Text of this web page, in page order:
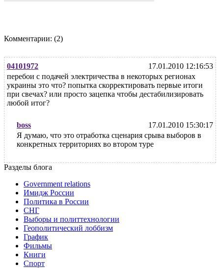
Комментарии: (2)
04101972
17.01.2010 12:16:53
перебои с подачей электричества в некоторых регионах
украины это что? попытка скорректировать первые итоги
при свечах? или просто зацепка чтобы дестабилизировать
любой итог?
boss
17.01.2010 15:30:17
Я думаю, что это отработка сценария срыва выборов в
конкретных территориях во втором туре
Разделы блога
Government relations
Имидж России
Политика в России
СНГ
Выборы и политтехнологии
Геополитический лоббизм
График
Фильмы
Книги
Спорт